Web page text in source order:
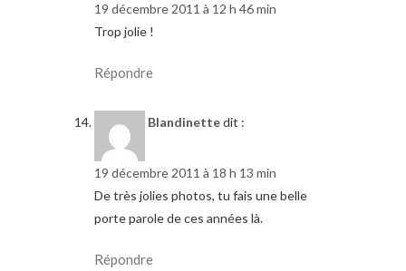
19 décembre 2011 à 12 h 46 min
Trop jolie !
Répondre
Blandinettedit :
19 décembre 2011 à 18 h 13 min
De très jolies photos, tu fais une belle
porte parole de ces années là.
Répondre